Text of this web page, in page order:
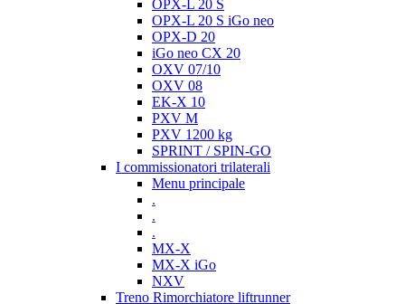
OPX-L 20 S
OPX-L 20 S iGo neo
OPX-D 20
iGo neo CX 20
OXV 07/10
OXV 08
EK-X 10
PXV M
PXV 1200 kg
SPRINT / SPIN-GO
I commissionatori trilaterali
Menu principale
.
.
.
MX-X
MX-X iGo
NXV
Treno Rimorchiatore liftrunner